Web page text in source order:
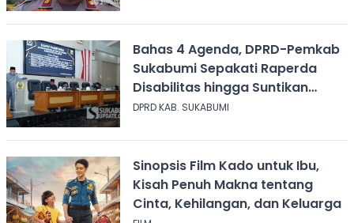
Bahas 4 Agenda, DPRD-Pemkab
Sukabumi Sepakati Raperda
Disabilitas hingga Suntikan
Modal Perum Pesona Wisata
DPRD KAB. SUKABUMI
Sinopsis Film Kado untuk Ibu,
Kisah Penuh Makna tentang
Cinta, Kehilangan, dan Keluarga